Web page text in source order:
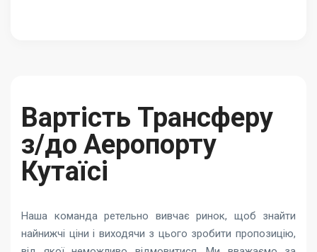
Вартість Трансферу
з/до Аеропорту
Кутаїсі
Наша команда ретельно вивчає ринок, щоб знайти
найнижчі ціни і виходячи з цього зробити пропозицію,